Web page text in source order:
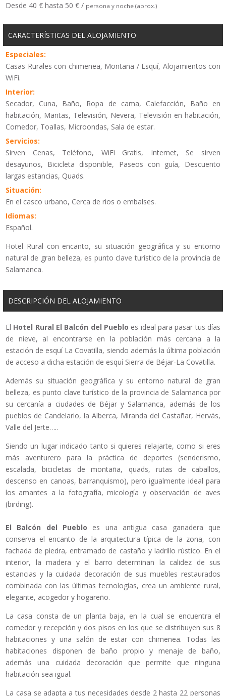
Desde 40 € hasta 50 € / persona y noche (aprox.)
CARACTERÍSTICAS DEL ALOJAMIENTO
Especiales:
Casas Rurales con chimenea, Montaña / Esquí, Alojamientos con
WiFi.
Interior:
Secador, Cuna, Baño, Ropa de cama, Calefacción, Baño en
habitación, Mantas, Televisión, Nevera, Televisión en habitación,
Comedor, Toallas, Microondas, Sala de estar.
Servicios:
Sirven Cenas, Teléfono, WiFi Gratis, Internet, Se sirven
desayunos, Bicicleta disponible, Paseos con guía, Descuento
largas estancias, Quads.
Situación:
En el casco urbano, Cerca de rios o embalses.
Idiomas:
Español.
Hotel Rural con encanto, su situación geográfica y su entorno
natural de gran belleza, es punto clave turístico de la provincia de
Salamanca.
DESCRIPCIÓN DEL ALOJAMIENTO
El Hotel Rural El Balcón del Pueblo es ideal para pasar tus días
de nieve, al encontrarse en la población más cercana a la
estación de esquí La Covatilla, siendo además la última población
de acceso a dicha estación de esquí Sierra de Béjar-La Covatilla.
Además su situación geográfica y su entorno natural de gran
belleza, es punto clave turístico de la provincia de Salamanca por
su cercanía a ciudades de Béjar y Salamanca, además de los
pueblos de Candelario, la Alberca, Miranda del Castañar, Hervás,
Valle del Jerte…..
Siendo un lugar indicado tanto si quieres relajarte, como si eres
más aventurero para la práctica de deportes (senderismo,
escalada, bicicletas de montaña, quads, rutas de caballos,
descenso en canoas, barranquismo), pero igualmente ideal para
los amantes a la fotografía, micología y observación de aves
(birding).
El Balcón del Pueblo es una antigua casa ganadera que
conserva el encanto de la arquitectura típica de la zona, con
fachada de piedra, entramado de castaño y ladrillo rústico. En el
interior, la madera y el barro determinan la calidez de sus
estancias y la cuidada decoración de sus muebles restaurados
combinada con las últimas tecnologías, crea un ambiente rural,
elegante, acogedor y hogareño.
La casa consta de un planta baja, en la cual se encuentra el
comedor y recepción y dos pisos en los que se distribuyen sus 8
habitaciones y una salón de estar con chimenea. Todas las
habitaciones disponen de baño propio y menaje de baño,
además una cuidada decoración que permite que ninguna
habitación sea igual.
La casa se adapta a tus necesidades desde 2 hasta 22 personas